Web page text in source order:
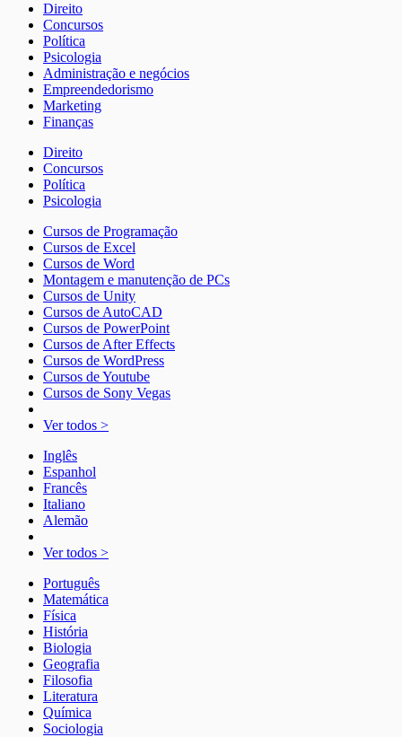
Direito
Concursos
Política
Psicologia
Administração e negócios
Empreendedorismo
Marketing
Finanças
Direito
Concursos
Política
Psicologia
Cursos de Programação
Cursos de Excel
Cursos de Word
Montagem e manutenção de PCs
Cursos de Unity
Cursos de AutoCAD
Cursos de PowerPoint
Cursos de After Effects
Cursos de WordPress
Cursos de Youtube
Cursos de Sony Vegas
Ver todos >
Inglês
Espanhol
Francês
Italiano
Alemão
Ver todos >
Português
Matemática
Física
História
Biologia
Geografia
Filosofia
Literatura
Química
Sociologia